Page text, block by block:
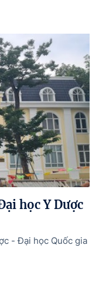
học Y Dược
- Đại học Quốc gia